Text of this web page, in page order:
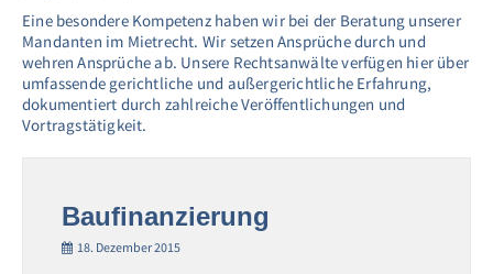
Eine besondere Kompetenz haben wir bei der Beratung unserer
Mandanten im Mietrecht. Wir setzen Ansprüche durch und
wehren Ansprüche ab. Unsere Rechtsanwälte verfügen hier über
umfassende gerichtliche und außergerichtliche Erfahrung,
dokumentiert durch zahlreiche Veröffentlichungen und
Vortragstätigkeit.
Baufinanzierung
18. Dezember 2015